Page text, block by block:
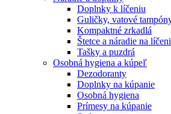
Doplnky k líčeniu
Guličky, vatové
Kompaktné zrkadlá
Štetce a náradie na
Tašky a puzdrá
Osobná hygiena a kúpeľ
Dezodoranty
Doplnky na kúpanie
Osobná hygiena
Prímesy na kúpanie